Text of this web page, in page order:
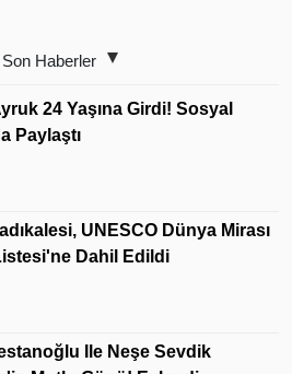
Son Haberler
24 Yaşına Girdi! Sosyal
Paylaştı
UNESCO Dünya Mirası
Dahil Edildi
Ile Neşe Sevdik